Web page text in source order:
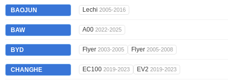
BAOJUN Lechi 2005-2016
BAW A00 2022-2025
BYD Flyer 2003-2005 Flyer 2005-2008
CHANGHE EC100 2019-2023 EV2 2019-2023